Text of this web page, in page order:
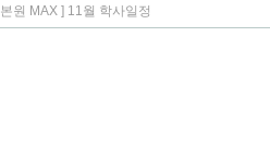
원 MAX ] 11월 학사일정